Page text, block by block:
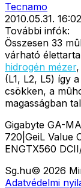
Tecnamo
2010.05.31. 16:02
További infók:
Összesen 33
várható
hidrogén mézer,
(L1, L2, L5) így
csökken, a
magasságban
Gigabyte GA-
720|GeiL Value
ENGTX560
Sg.hu© 2026
Adatvédelmi